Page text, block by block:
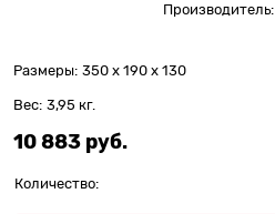
Производитель:
Размеры: 350 x 190 x 130
Вес: 3,95 кг.
10 883 руб.
Количество: